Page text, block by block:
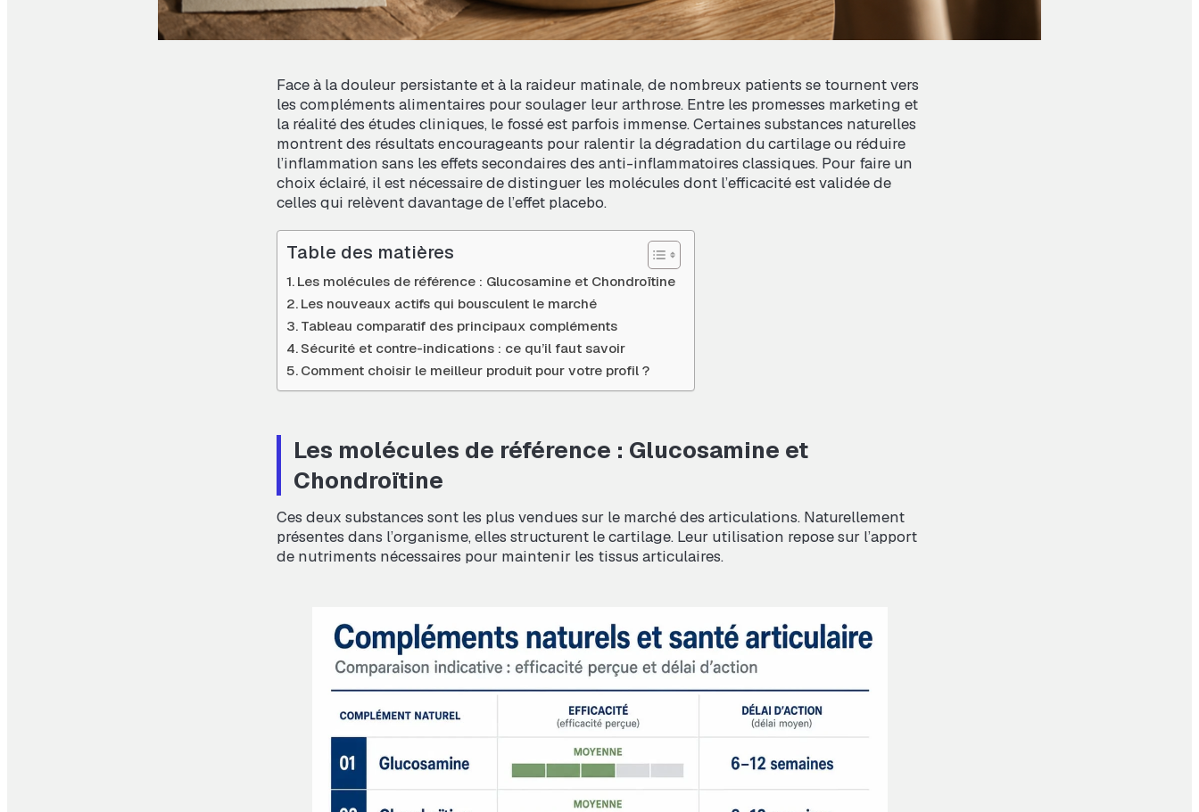
Face à la douleur persistante et à la raideur matinale, de nombreux patients se tournent vers
les compléments alimentaires pour soulager leur arthrose. Entre les promesses marketing et
la réalité des études cliniques, le fossé est parfois immense. Certaines substances naturelles
montrent des résultats encourageants pour ralentir la dégradation du cartilage ou réduire
l’inflammation sans les effets secondaires des anti-inflammatoires classiques. Pour faire un
choix éclairé, il est nécessaire de distinguer les molécules dont l’efficacité est validée de
celles qui relèvent davantage de l’effet placebo.
Table des matières
Les molécules de référence : Glucosamine et Chondroïtine
Les nouveaux actifs qui bousculent le marché
Tableau comparatif des principaux compléments
Sécurité et contre-indications : ce qu’il faut savoir
Comment choisir le meilleur produit pour votre profil ?
Les molécules de référence : Glucosamine et
Chondroïtine
Ces deux substances sont les plus vendues sur le marché des articulations. Naturellement
présentes dans l’organisme, elles structurent le cartilage. Leur utilisation repose sur l’apport
de nutriments nécessaires pour maintenir les tissus articulaires.